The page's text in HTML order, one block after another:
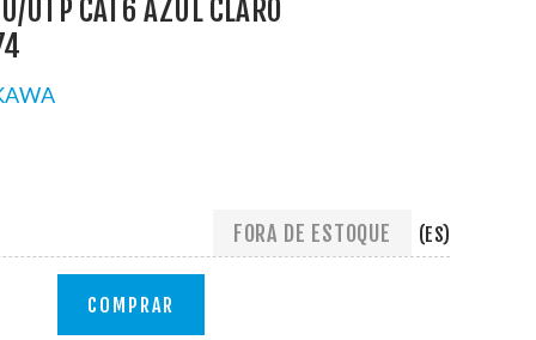
UTP CAT6 AZUL CLARO
FORA DE ESTOQUE (ES)
COMPRAR